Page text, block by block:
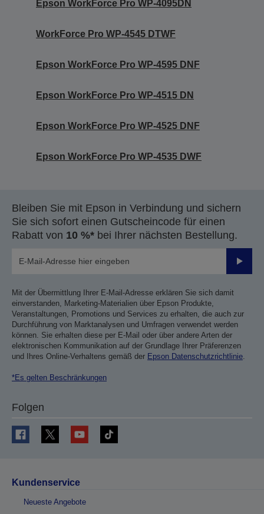
Epson WorkForce Pro WP-4095DN
WorkForce Pro WP-4545 DTWF
Epson WorkForce Pro WP-4595 DNF
Epson WorkForce Pro WP-4515 DN
Epson WorkForce Pro WP-4525 DNF
Epson WorkForce Pro WP-4535 DWF
Bleiben Sie mit Epson in Verbindung und sichern
Sie sich sofort einen Gutscheincode für einen
Rabatt von 10 %* bei Ihrer nächsten Bestellung.
Mit der Übermittlung Ihrer E-Mail-Adresse erklären Sie sich damit
einverstanden, Marketing-Materialien über Epson Produkte,
Veranstaltungen, Promotions und Services zu erhalten, die auch zur
Durchführung von Marktanalysen und Umfragen verwendet werden
können. Sie erhalten diese per E-Mail oder über andere Arten der
elektronischen Kommunikation auf der Grundlage Ihrer Präferenzen
und Ihres Online-Verhaltens gemäß der Epson Datenschutzrichtlinie
*Es gelten Beschränkungen
Folgen
Kundenservice
Neueste Angebote